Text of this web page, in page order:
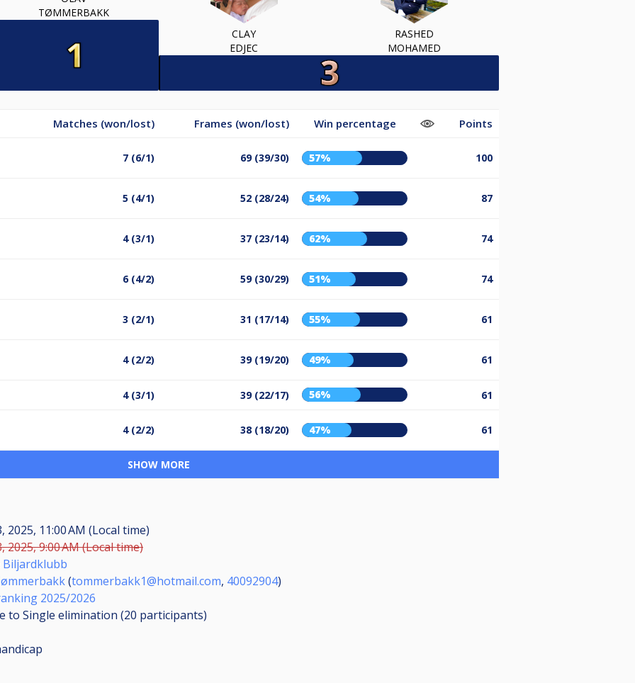
TØMMERBAKK
CLAY
EDJEC
RASHED
MOHAMED
Matches (won/lost) Frames (won/lost) Win percentage Points
7 (6/1) 69 (39/30) 57% 100
5 (4/1) 52 (28/24) 54% 87
4 (3/1) 37 (23/14) 62% 74
6 (4/2) 59 (30/29) 51% 74
3 (2/1) 31 (17/14) 55% 61
4 (2/2) 39 (19/20) 49% 61
4 (3/1) 39 (22/17) 56% 61
4 (2/2) 38 (18/20) 47% 61
SHOW MORE
2025, 11:00 AM (Local time)
2025, 9:00 AM (Local time)
Biljardklubb
(tommerbakk1@hotmail.com, 40092904)
2025/2026
to Single elimination (20 participants)